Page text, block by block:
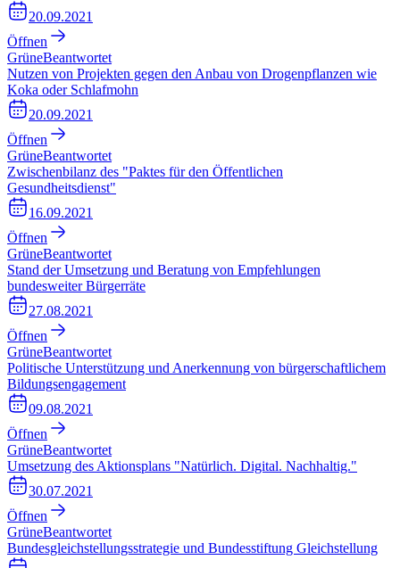
20.09.2021
Öffnen
GrüneBeantwortet
Nutzen von Projekten gegen den Anbau von Drogenpflanzen wie
Koka oder Schlafmohn
20.09.2021
Öffnen
GrüneBeantwortet
Zwischenbilanz des "Paktes für den Öffentlichen
Gesundheitsdienst"
16.09.2021
Öffnen
GrüneBeantwortet
Stand der Umsetzung und Beratung von Empfehlungen
bundesweiter Bürgerräte
27.08.2021
Öffnen
GrüneBeantwortet
Politische Unterstützung und Anerkennung von bürgerschaftlichem
Bildungsengagement
09.08.2021
Öffnen
GrüneBeantwortet
Umsetzung des Aktionsplans "Natürlich. Digital. Nachhaltig."
30.07.2021
Öffnen
GrüneBeantwortet
Bundesgleichstellungsstrategie und Bundesstiftung Gleichstellung